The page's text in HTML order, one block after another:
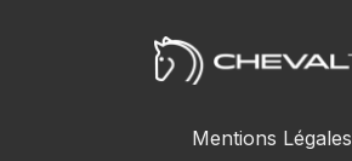
Mentions Légales